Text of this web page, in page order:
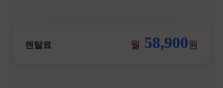
렌탈료 월 58,900원